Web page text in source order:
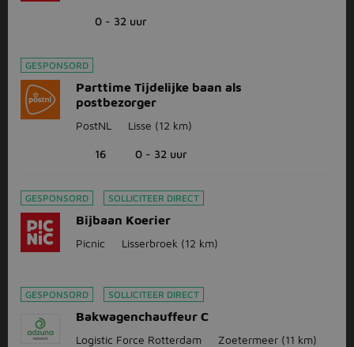
0 - 32 uur
GESPONSORD
Parttime Tijdelijke baan als
postbezorger
PostNL Lisse (12 km)
16 0 - 32 uur
GESPONSORD SOLLICITEER DIRECT
Bijbaan Koerier
Picnic Lisserbroek (12 km)
GESPONSORD SOLLICITEER DIRECT
Bakwagenchauffeur C
Logistic Force Rotterdam Zoetermeer (11 km)